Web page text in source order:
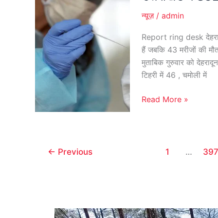
न्यूज़/ admin
Report ring desk
हैं जबकि 43 मरीजों की
मुताबिक गुरुवार को
टिहरी में 46 , चमोली में
892
संक्रमित
मिले,
43
की
Read More »
← Previous 1 … 397